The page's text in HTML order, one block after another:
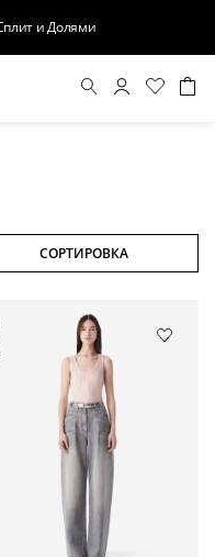
и Долями
СОРТИРОВКА